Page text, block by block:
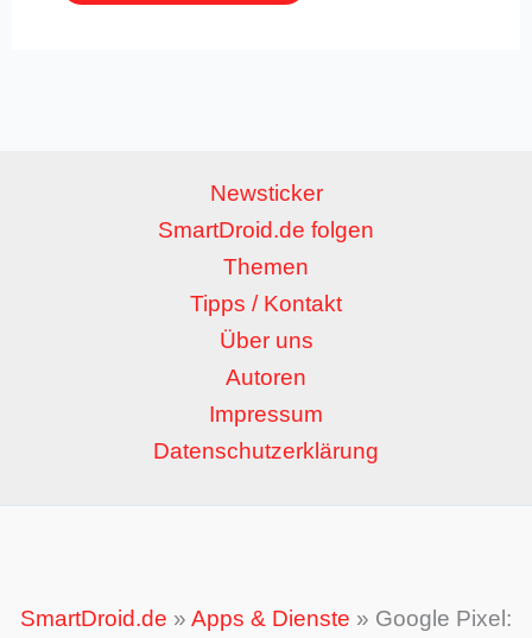
Newsticker
SmartDroid.de folgen
Themen
Tipps / Kontakt
Über uns
Autoren
Impressum
Datenschutzerklärung
SmartDroid.de » Apps & Dienste » Google Pixel: